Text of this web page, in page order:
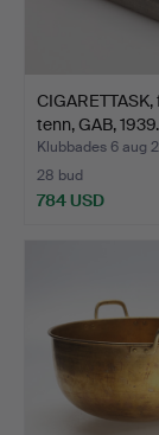
tenn, GAB, 1939.
Klubbades 6 aug
28 bud
784 USD